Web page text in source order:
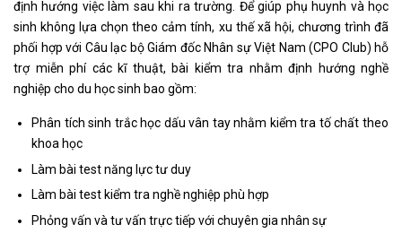
định hướng việc làm sau khi ra trường. Để giúp phụ huynh và học
sinh không lựa chọn theo cảm tính, xu thế xã hội, chương trình đã
phối hợp với Câu lạc bộ Giám đốc Nhân sự Việt Nam (CPO Club) hỗ
trợ miễn phí các kĩ thuật, bài kiểm tra nhằm định hướng nghề
nghiệp cho du học sinh bao gồm:
Phân tích sinh trắc học dấu vân tay nhằm kiểm tra tố chất theo
khoa học
Làm bài test năng lực tư duy
Làm bài test kiểm tra nghề nghiệp phù hợp
Phỏng vấn và tư vấn trực tiếp với chuyên gia nhân sự